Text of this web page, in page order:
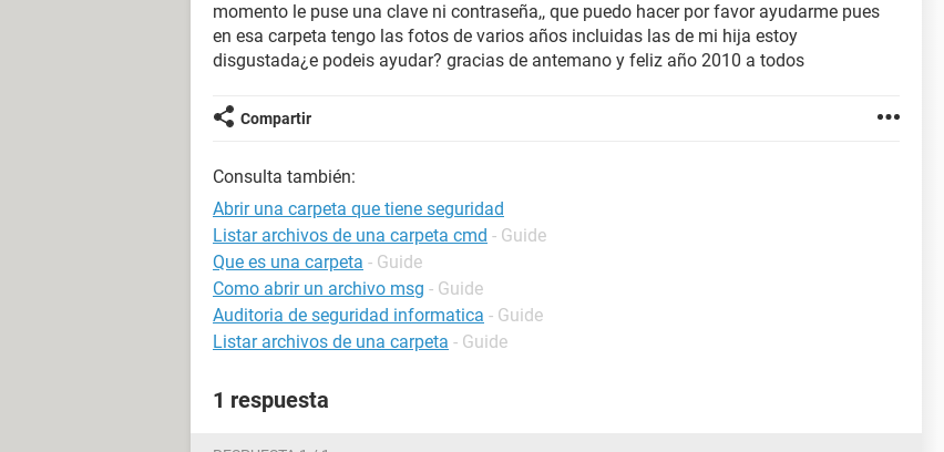
momento le puse una clave ni contraseña,, que puedo hacer por favor ayudarme pues
en esa carpeta tengo las fotos de varios años incluidas las de mi hija estoy
disgustada¿e podeis ayudar? gracias de antemano y feliz año 2010 a todos
Compartir
Consulta también:
Abrir una carpeta que tiene seguridad
Listar archivos de una carpeta cmd - Guide
Que es una carpeta - Guide
Como abrir un archivo msg - Guide
Auditoria de seguridad informatica - Guide
Listar archivos de una carpeta - Guide
1 respuesta